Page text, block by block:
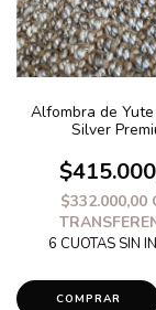
Alfombra de
Silver
$332.000,00
COMPRAR